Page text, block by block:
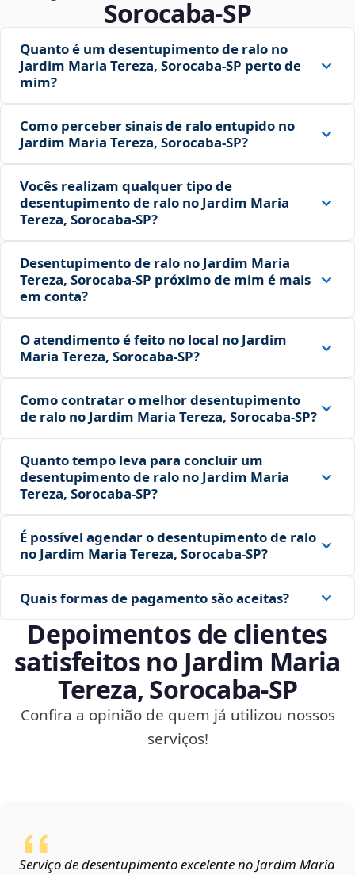
Sorocaba‑SP
Quanto é um desentupimento de ralo no
Jardim Maria Tereza, Sorocaba‑SP perto de
mim?
Como perceber sinais de ralo entupido no
Jardim Maria Tereza, Sorocaba‑SP?
Vocês realizam qualquer tipo de
desentupimento de ralo no Jardim Maria
Tereza, Sorocaba‑SP?
Desentupimento de ralo no Jardim Maria
Tereza, Sorocaba‑SP próximo de mim é mais
em conta?
O atendimento é feito no local no Jardim
Maria Tereza, Sorocaba‑SP?
Como contratar o melhor desentupimento
de ralo no Jardim Maria Tereza, Sorocaba‑SP?
Quanto tempo leva para concluir um
desentupimento de ralo no Jardim Maria
Tereza, Sorocaba‑SP?
É possível agendar o desentupimento de ralo
no Jardim Maria Tereza, Sorocaba‑SP?
Quais formas de pagamento são aceitas?
Depoimentos de clientes
satisfeitos no Jardim Maria
Tereza, Sorocaba‑SP
Confira a opinião de quem já utilizou nossos
serviços!
Serviço de desentupimento excelente no Jardim Maria